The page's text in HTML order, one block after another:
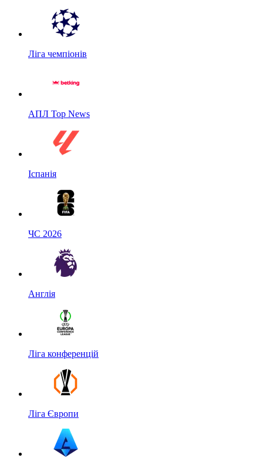
Ліга чемпіонів
АПЛ Top News
Іспанія
ЧС 2026
Англія
Ліга конференцій
Ліга Європи